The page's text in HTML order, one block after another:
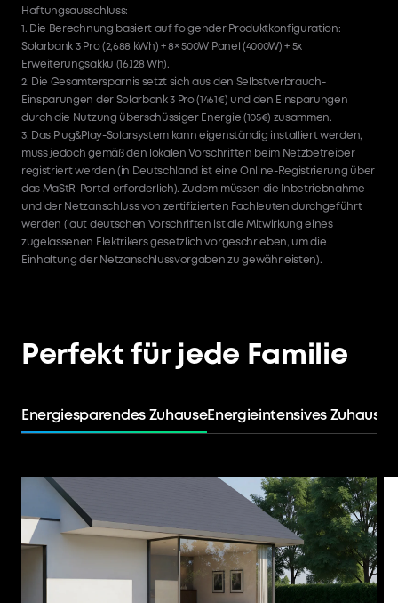
Haftungsausschluss:
1. Die Berechnung basiert auf folgender Produktkonfiguration:
Solarbank 3 Pro (2,688 kWh) + 8× 500W Panel (4000W) + 5x
Erweiterungsakku (16.128 Wh).
2. Die Gesamtersparnis setzt sich aus den Selbstverbrauch-
Einsparungen der Solarbank 3 Pro (1461€) und den Einsparungen
durch die Nutzung überschüssiger Energie (105€) zusammen.
3. Das Plug&Play-Solarsystem kann eigenständig installiert werden,
muss jedoch gemäß den lokalen Vorschriften beim Netzbetreiber
registriert werden (in Deutschland ist eine Online-Registrierung über
das MaStR-Portal erforderlich). Zudem müssen die Inbetriebnahme
und der Netzanschluss von zertifizierten Fachleuten durchgeführt
werden (laut deutschen Vorschriften ist die Mitwirkung eines
zugelassenen Elektrikers gesetzlich vorgeschrieben, um die
Einhaltung der Netzanschlussvorgaben zu gewährleisten).
Perfekt für jede Familie
Energiesparendes ZuhauseEnergieintensives Zuhause